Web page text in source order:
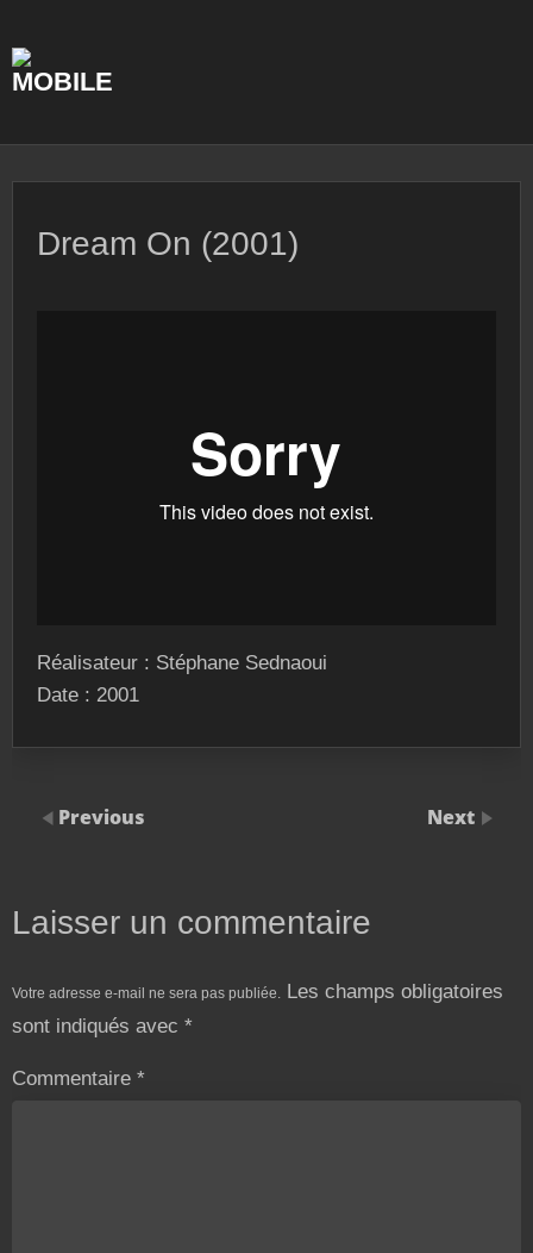
content
Dream On (2001)
Réalisateur : Stéphane Sednaoui
Date : 2001
Previous Next
Laisser un commentaire
Votre adresse e-mail ne sera pas publiée. Les champs obligatoires
sont indiqués avec *
Commentaire *